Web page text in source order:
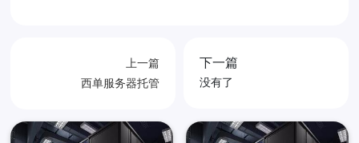
上一篇
西单服务器托管
下一篇
没有了